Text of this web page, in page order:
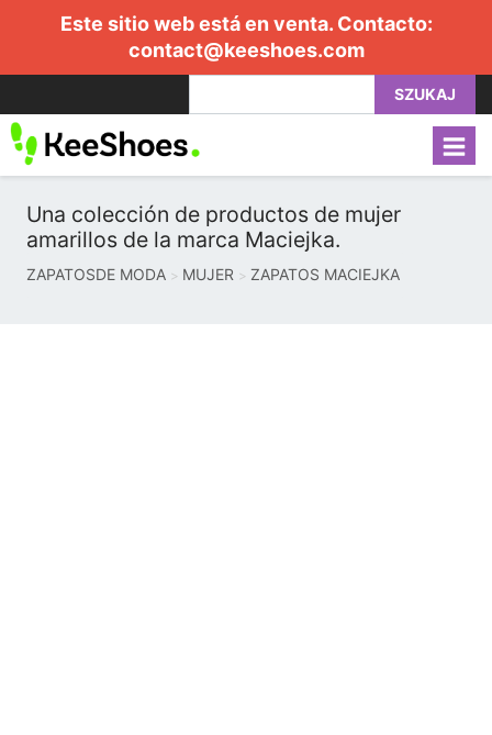
Este sitio web está en venta. Contacto:
contact@keeshoes.com
SZUKAJ
Una colección de productos de mujer
amarillos de la marca Maciejka.
ZAPATOSDE MODA MUJER ZAPATOS MACIEJKA